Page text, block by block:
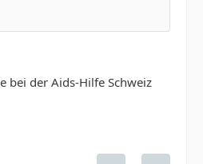
bei der Aids-Hilfe Schweiz